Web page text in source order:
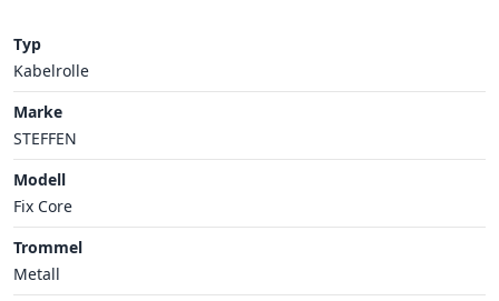
Typ
Kabelrolle
Marke
STEFFEN
Modell
Fix Core
Trommel
Metall